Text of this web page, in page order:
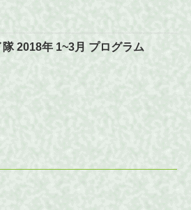
隊 2018年 1~3月 プログラム